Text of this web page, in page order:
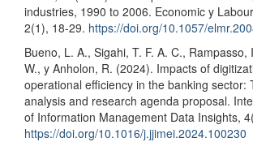
industries, 1990 to 2006. Economic y
2(1), 18-29. https://doi.org/10.1057/
Bueno, L. A., Sigahi, T. F. A. C., Rampasso,
W., y Anholon, R. (2024). Impacts of
operational efficiency in the banking sector:
analysis and research agenda proposal.
of Information Management Data Insights,
https://doi.org/10.1016/j.jjimei.2024.100230